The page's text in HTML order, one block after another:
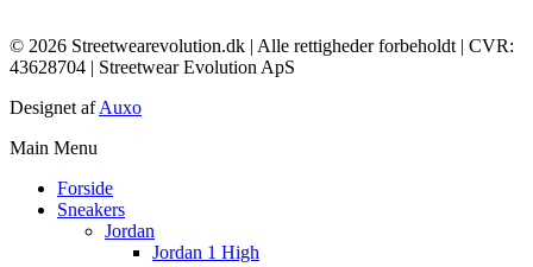
© 2026 Streetwearevolution.dk | Alle rettigheder forbeholdt | CVR:
43628704 | Streetwear Evolution ApS
Designet afAuxo
Main Menu
Forside
Sneakers
Jordan
Jordan 1 High